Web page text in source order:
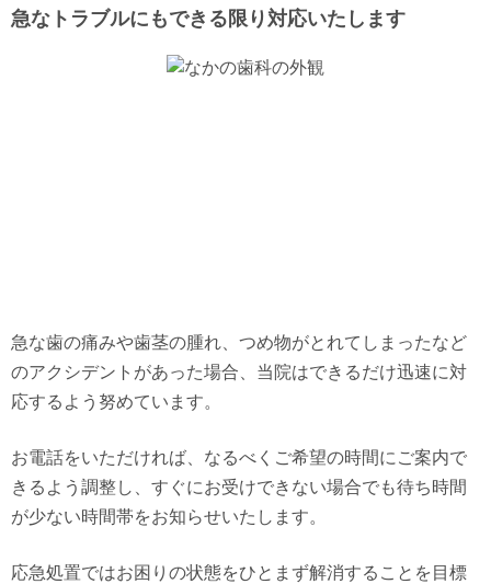
急なトラブルにもできる限り対応いたします
急な歯の痛みや歯茎の腫れ、つめ物がとれてしまったなど
のアクシデントがあった場合、当院はできるだけ迅速に対
応するよう努めています。
お電話をいただければ、なるべくご希望の時間にご案内で
きるよう調整し、すぐにお受けできない場合でも待ち時間
が少ない時間帯をお知らせいたします。
応急処置ではお困りの状態をひとまず解消することを目標